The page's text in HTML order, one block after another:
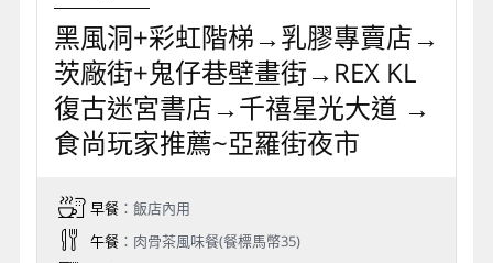
黑風洞+彩虹階梯→乳膠專賣店→
茨廠街+鬼仔巷壁畫街→REX KL
復古迷宮書店→千禧星光大道 →
食尚玩家推薦~亞羅街夜市
早餐：飯店內用
午餐：肉骨茶風味餐(餐標馬幣35)